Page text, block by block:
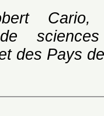
Cario,
des Pays